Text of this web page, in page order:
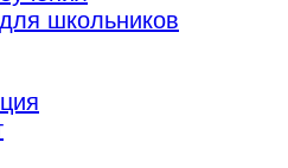
школьников